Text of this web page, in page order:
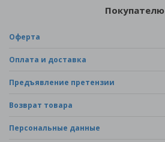
Покупателю
Оферта
Оплата и доставка
Предъявление претензии
Возврат товара
Персональные данные